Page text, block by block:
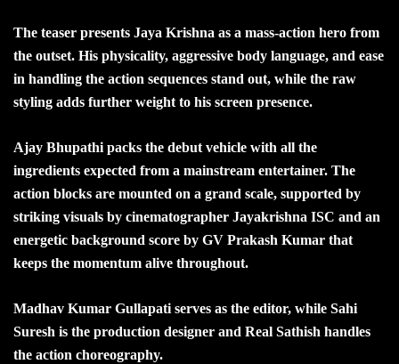
The teaser presents Jaya Krishna as a mass-action hero from
the outset. His physicality, aggressive body language, and ease
in handling the action sequences stand out, while the raw
styling adds further weight to his screen presence.
Ajay Bhupathi packs the debut vehicle with all the
ingredients expected from a mainstream entertainer. The
action blocks are mounted on a grand scale, supported by
striking visuals by cinematographer Jayakrishna ISC and an
energetic background score by GV Prakash Kumar that
keeps the momentum alive throughout.
Madhav Kumar Gullapati serves as the editor, while Sahi
Suresh is the production designer and Real Sathish handles
the action choreography.